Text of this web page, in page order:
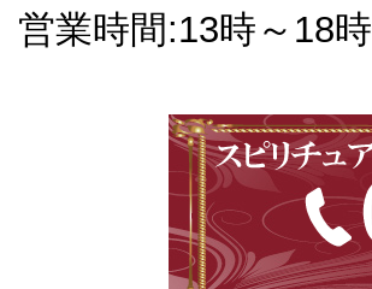
営業時間:13時～18時